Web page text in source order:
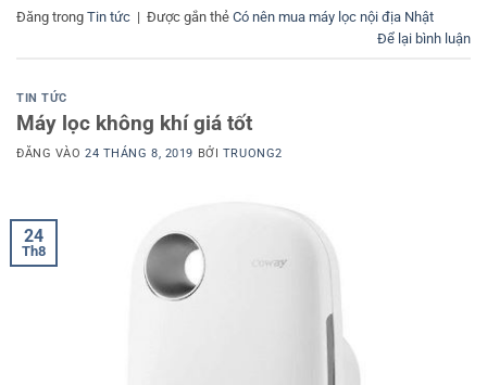
Đăng trong Tin tức | Được gắn thẻ Có nên mua máy lọc nội địa Nhật
Để lại bình luận
TIN TỨC
Máy lọc không khí giá tốt
ĐĂNG VÀO24 THÁNG 8, 2019 BỞI TRUONG2
24
Th8